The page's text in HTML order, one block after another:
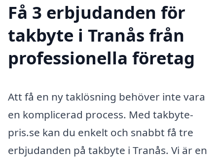
Få 3 erbjudanden för
takbyte i Tranås från
professionella företag
Att få en ny taklösning behöver inte vara
en komplicerad process. Med takbyte-
pris.se kan du enkelt och snabbt få tre
erbjudanden på takbyte i Tranås. Vi är en